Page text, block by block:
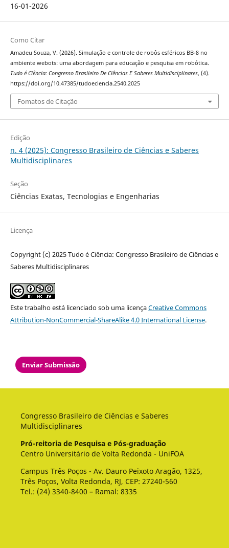
16-01-2026
Como Citar
Amadeu Souza, V. (2026). Simulação e controle de robôs esféricos BB-8 no
ambiente webots: uma abordagem para educação e pesquisa em robótica.
Tudo é Ciência: Congresso Brasileiro De Ciências E Saberes Multidisciplinares, (4).
https://doi.org/10.47385/tudoeciencia.2540.2025
Fomatos de Citação
Edição
n. 4 (2025): Congresso Brasileiro de Ciências e Saberes
Multidisciplinares
Seção
Ciências Exatas, Tecnologias e Engenharias
Licença
Copyright (c) 2025 Tudo é Ciência: Congresso Brasileiro de Ciências e
Saberes Multidisciplinares
Este trabalho está licenciado sob uma licençaCreative Commons
Attribution-NonCommercial-ShareAlike 4.0 International License.
Enviar Submissão
Congresso Brasileiro de Ciências e Saberes
Multidisciplinares
Pró-reitoria de Pesquisa e Pós-graduação
Centro Universitário de Volta Redonda - UniFOA
Campus Três Poços - Av. Dauro Peixoto Aragão, 1325,
Três Poços, Volta Redonda, RJ, CEP: 27240-560
Tel.: (24) 3340-8400 – Ramal: 8335